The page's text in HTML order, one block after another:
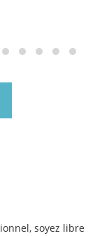
soyez libre